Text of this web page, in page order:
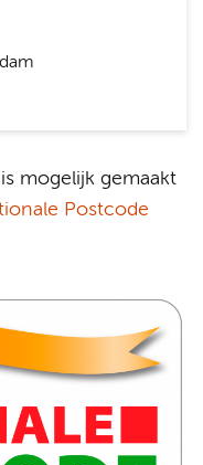
mogelijk gemaakt
Postcode